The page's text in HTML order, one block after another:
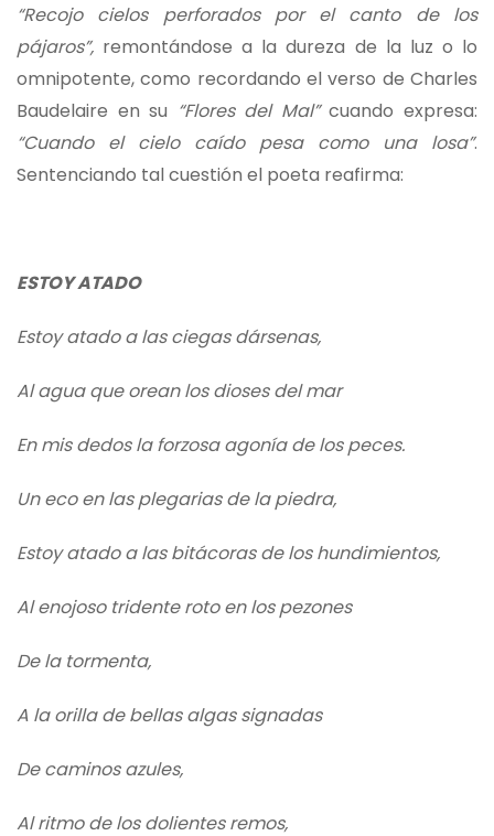
“Recojo cielos perforados por el canto de los
pájaros”, remontándose a la dureza de la luz o lo
omnipotente, como recordando el verso de Charles
Baudelaire en su “Flores del Mal”cuando expresa:
“Cuando el cielo caído pesa como una losa”.
Sentenciando tal cuestión el poeta reafirma:
ESTOY ATADO
Estoy atado a las ciegas dársenas,
Al agua que orean los dioses del mar
En mis dedos la forzosa agonía de los peces.
Un eco en las plegarias de la piedra,
Estoy atado a las bitácoras de los hundimientos,
Al enojoso tridente roto en los pezones
De la tormenta,
A la orilla de bellas algas signadas
De caminos azules,
Al ritmo de los dolientes remos,